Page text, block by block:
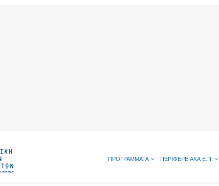
ΠΡΟΓΡΑΜΜΑΤΑ ΠΕΡΙΦΕΡΕΙΑΚΑ Ε.Π.